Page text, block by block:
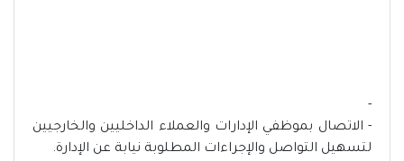
-
- الاتصال بموظفي الإدارات والعملاء الداخليين والخارجيين
لتسهيل التواصل والإجراءات المطلوبة نيابة عن الإدارة.